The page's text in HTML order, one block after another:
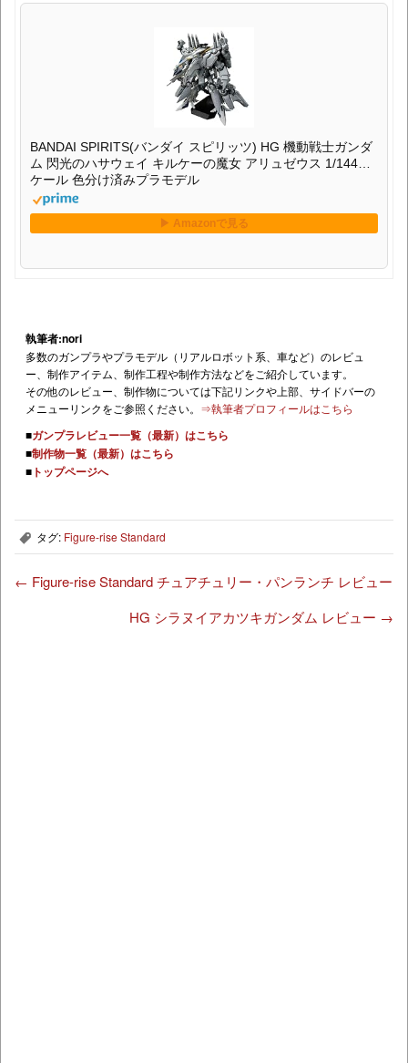
BANDAI SPIRITS(バンダイ スピリッツ) HG 機動戦士ガンダ
ム 閃光のハサウェイ キルケーの魔女 アリュゼウス 1/144ス
ケール 色分け済みプラモデル
執筆者:nori
多数のガンプラやプラモデル（リアルロボット系、車など）のレビュ
ー、制作アイテム、制作工程や制作方法などをご紹介しています。
その他のレビュー、制作物については下記リンクや上部、サイドバーの
メニューリンクをご参照ください。 ⇒執筆者プロフィールはこちら
■ガンプラレビュー一覧（最新）はこちら
■制作物一覧（最新）はこちら
■ トップページへ
, タグ: Figure-rise Standard
← Figure-rise Standard チュアチュリー・パンランチ レビュー
HG シラヌイアカツキガンダム レビュー →